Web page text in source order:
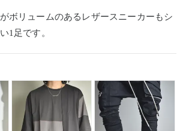
ボリュームのあるレザースニーカーもシ
1足です。